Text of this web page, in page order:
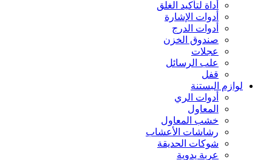
أداة لتأكيد الغلق
أدوات الإشارة
أدوات الدرج
صندوق الخزن
عجلات
علب الرسائل
قفل
لوازم البستنة
أدوات الري
المعاول
خشب المعاول
رشاشات الأعشاب
شوكات الحديقة
عربة يدوية